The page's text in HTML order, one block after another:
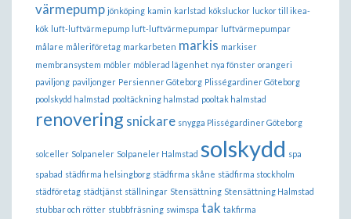
värmepump jönköping kamin karlstad köksluckor luckor till ikea-
kök luft-luftvärmepump luft-luftvärmepumpar luftvärmepumpar
målare måleriföretag markarbeten markis markiser
membransystem möbler möblerad lägenhet nya fönster orangeri
paviljong paviljonger Persienner Göteborg Plisségardiner Göteborg
poolskydd halmstad pooltäckning halmstad pooltak halmstad
renovering snickare snygga Plisségardiner Göteborg
solceller Solpaneler Solpaneler Halmstad solskydd spa
spabad städfirma helsingborg städfirma skåne städfirma stockholm
städföretag städtjänst ställningar Stensättning Stensättning Halmstad
stubbar och rötter stubbfräsning swimspa tak takfirma